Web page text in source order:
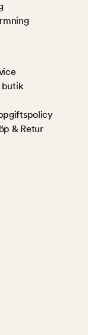
butik
& Retur